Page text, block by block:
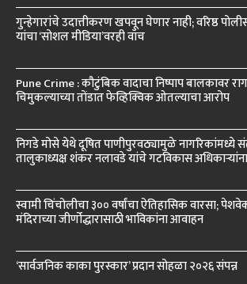
गुन्हेगारांचे उदात्तीकरण खपवून घेणार नाही; वरिष्ठ
यांचा ‘सोशल मीडिया’वरही वॉच
Pune Crime : कौटुंबिक वादाचा निष्पाप बालकावर
चिमुकल्याच्या तोंडात फेव्हिक्विक ओतल्याचा आरोप
निगडे मोसे येथे दूषित पाणीपुरवठ्यामुळे नागरिकांमध्ये
तालुकाध्यक्ष शंकर नलावडे यांचे गटविकास
स्वामी चिंचोलीचा ३०० वर्षांचा ऐतिहासिक वारसा;
मंदिराच्या जीर्णोद्धारासाठी भाविकांना आवाहन
‘सार्वजनिक काका पुरस्कार’ प्रदान सोहळा २०२६ संपन्न